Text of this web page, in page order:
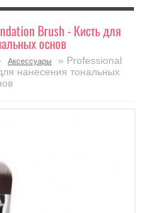
Brush - Кисть для
основ
Аксессуары
» Professional
нанесения тональных